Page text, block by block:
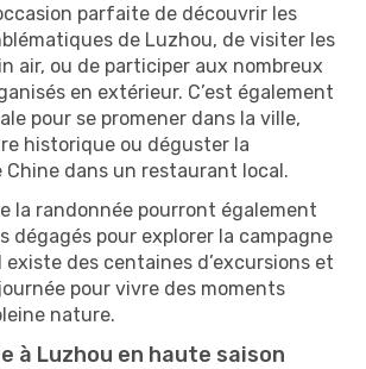
parfaite de découvrir les
de Luzhou, de visiter les
air, ou de participer aux nombreux
en extérieur. C’est également
pour se promener dans la ville,
historique ou déguster la
Chine dans un restaurant local.
la randonnée pourront également
dégagés pour explorer la campagne
des centaines d’excursions et
pour vivre des moments
nature.
à Luzhou en haute saison